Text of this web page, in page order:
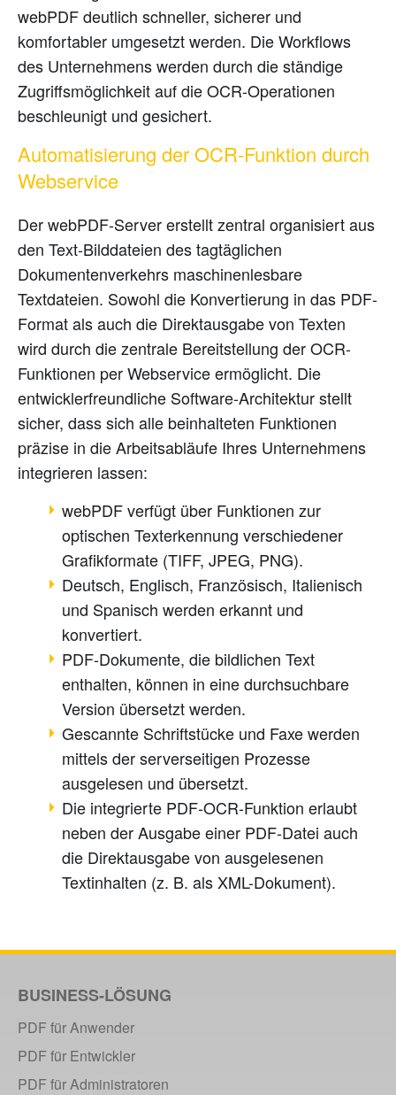
webPDF deutlich schneller, sicherer und
komfortabler umgesetzt werden. Die Workflows
des Unternehmens werden durch die ständige
Zugriffsmöglichkeit auf die OCR-Operationen
beschleunigt und gesichert.
Automatisierung der OCR-Funktion durch
Webservice
Der webPDF-Server erstellt zentral organisiert aus
den Text-Bilddateien des tagtäglichen
Dokumentenverkehrs maschinenlesbare
Textdateien. Sowohl die Konvertierung in das PDF-
Format als auch die Direktausgabe von Texten
wird durch die zentrale Bereitstellung der OCR-
Funktionen per Webservice ermöglicht. Die
entwicklerfreundliche Software-Architektur stellt
sicher, dass sich alle beinhalteten Funktionen
präzise in die Arbeitsabläufe Ihres Unternehmens
integrieren lassen:
webPDF verfügt über Funktionen zur
optischen Texterkennung verschiedener
Grafikformate (TIFF, JPEG, PNG).
Deutsch, Englisch, Französisch, Italienisch
und Spanisch werden erkannt und
konvertiert.
PDF-Dokumente, die bildlichen Text
enthalten, können in eine durchsuchbare
Version übersetzt werden.
Gescannte Schriftstücke und Faxe werden
mittels der serverseitigen Prozesse
ausgelesen und übersetzt.
Die integrierte PDF-OCR-Funktion erlaubt
neben der Ausgabe einer PDF-Datei auch
die Direktausgabe von ausgelesenen
Textinhalten (z. B. als XML-Dokument).
BUSINESS-LÖSUNG
PDF für Anwender
PDF für Entwickler
PDF für Administratoren